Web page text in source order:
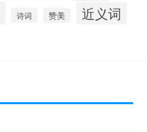
诗词 赞美 近义词